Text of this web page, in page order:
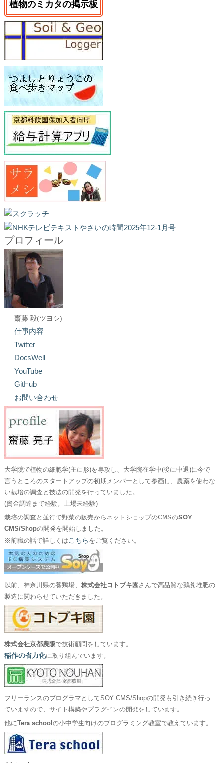
植物のミカタの掲示板
プロフィール
齋藤 毅(ツヨシ)
仕事内容
Twitter
DocsWell
YouTube
GitHub
お問い合わせ
大学院で植物の細胞学(主に形)を専攻し、大学院在学中(後に中退)に今で
言うところのスタートアップの初期メンバーとして参画し、農薬を使わな
い栽培の調査と技法の開発を行っていました。
(資金調達まで経験。上場未経験)
栽培の調査と並行で野菜の販売からネットショップのCMSのSOY
CMS/Shopの開発を開始しました。
※前職の話で詳しくは こちら をご覧ください。
以前、神奈川県の養鶏場、 株式会社コトブキ園 さんで高品質な鶏糞堆肥の
製造に関わらせていただきました。
株式会社京都農販で技術顧問をしています。
稲作の省力化に取り組んでいます。
フリーランスのプログラマとしてSOY CMS/Shopの開発も引き続き行っ
ていますので、サイト構築やプラグインの開発をしています。
他にTera school の小中学生向けのプログラミング教室で教えています。